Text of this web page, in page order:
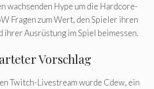
wachsenden Hype um die Hardcore-
Fragen zum Wert, den Spieler ihren
ihrer Ausrüstung im Spiel beimessen.
Vorschlag
Twitch-Livestream wurde Cdew, ein